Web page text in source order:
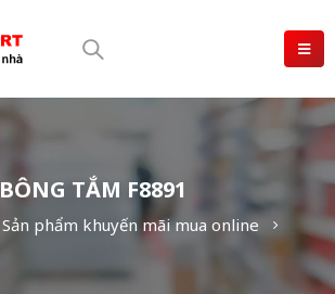
BÔNG TẮM F8891
Sản phẩm khuyến mãi mua online